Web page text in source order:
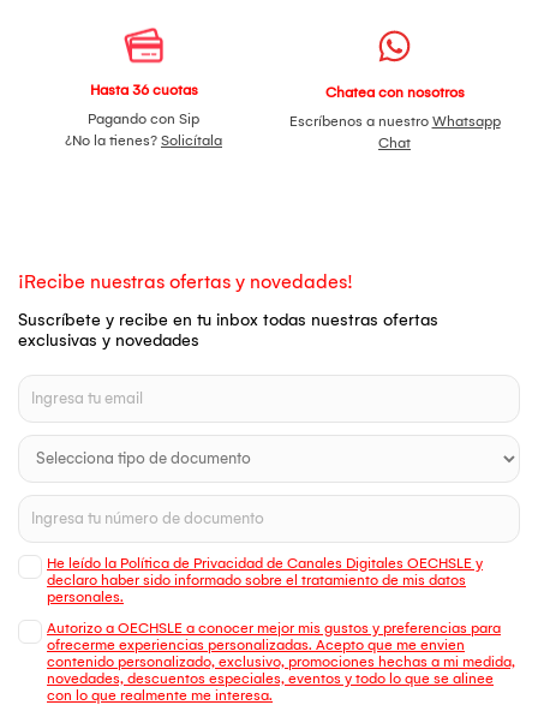
Hasta 36 cuotas
Pagando con Sip
¿No la tienes? Solicítala
Chatea con nosotros
Escríbenos a nuestro Whatsapp
Chat
¡Recibe nuestras ofertas y novedades!
Suscríbete y recibe en tu inbox todas nuestras ofertas
exclusivas y novedades
He leído la Política de Privacidad de Canales Digitales OECHSLE y
declaro haber sido informado sobre el tratamiento de mis datos
personales.
Autorizo a OECHSLE a conocer mejor mis gustos y preferencias para
ofrecerme experiencias personalizadas. Acepto que me envien
contenido personalizado, exclusivo, promociones hechas a mi medida,
novedades, descuentos especiales, eventos y todo lo que se alinee
con lo que realmente me interesa.